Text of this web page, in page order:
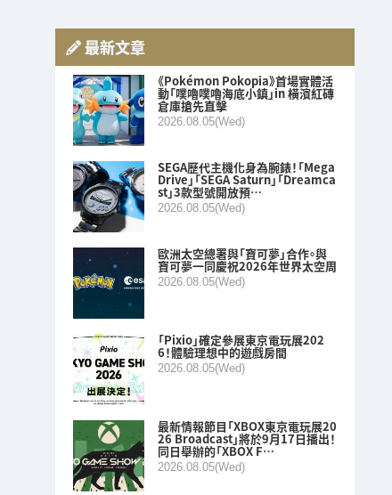
最新文章
《Pokémon Pokopia》首場實體活
動「噗嚕噗嚕海底小鎮」in 橫濱紅磚
倉庫搶先直擊
2026.08.05(Wed)
SEGA歷代主機化身為腕錶！「Mega
Drive」「SEGA Saturn」「Dreamca
st」3款型號開放預…
2026.08.05(Wed)
歐洲太空總署與「寶可夢」合作。與
寶可夢一同慶祝2026年世界太空周
2026.08.05(Wed)
「Pixio」確定參展東京電玩展202
6！體驗理想中的遊戲房間
2026.08.05(Wed)
最新情報節目「XBOX東京電玩展20
26 Broadcast」將於9月17日播出！
同日舉辦的「XBOX F…
2026.08.05(Wed)